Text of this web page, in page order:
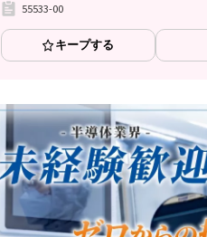
55533-00
キープする